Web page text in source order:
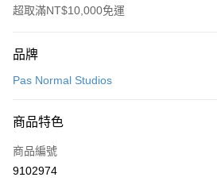
超取滿NT$10,000免運
信用卡一次付款
LINE Pay
Apple Pay
品牌
Pas Normal Studios
商品特色
商品編號
9102974